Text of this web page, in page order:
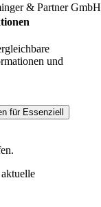
& Partner GmbH
und
für Essenziell